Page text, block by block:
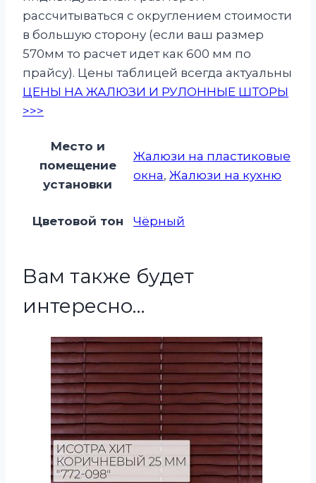
рассчитываться с округлением стоимости
в большую сторону (если ваш размер
570мм то расчет идет как 600 мм по
прайсу). Цены таблицей всегда актуальны
ЦЕНЫ НА ЖАЛЮЗИ И РУЛОННЫЕ ШТОРЫ
>>>
Место и
помещение
установки
Жалюзи на пластиковые
окна, Жалюзи на кухню
Цветовой тон Чёрный
Вам также будет
интересно…